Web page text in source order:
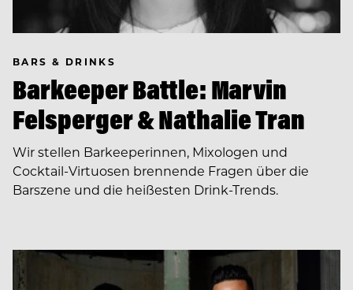
BARS & DRINKS
Barkeeper Battle: Marvin
Felsperger & Nathalie Tran
Wir stellen Barkeeperinnen, Mixologen und
Cocktail-Virtuosen brennende Fragen über die
Barszene und die heißesten Drink-Trends.